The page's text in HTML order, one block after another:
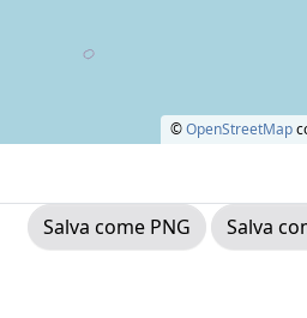
©OpenStreetMap
Salva come PNG
Salva